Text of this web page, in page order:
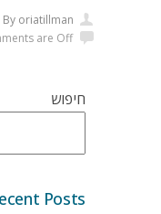
By oriatillman
are Off
חיפוש
Posts